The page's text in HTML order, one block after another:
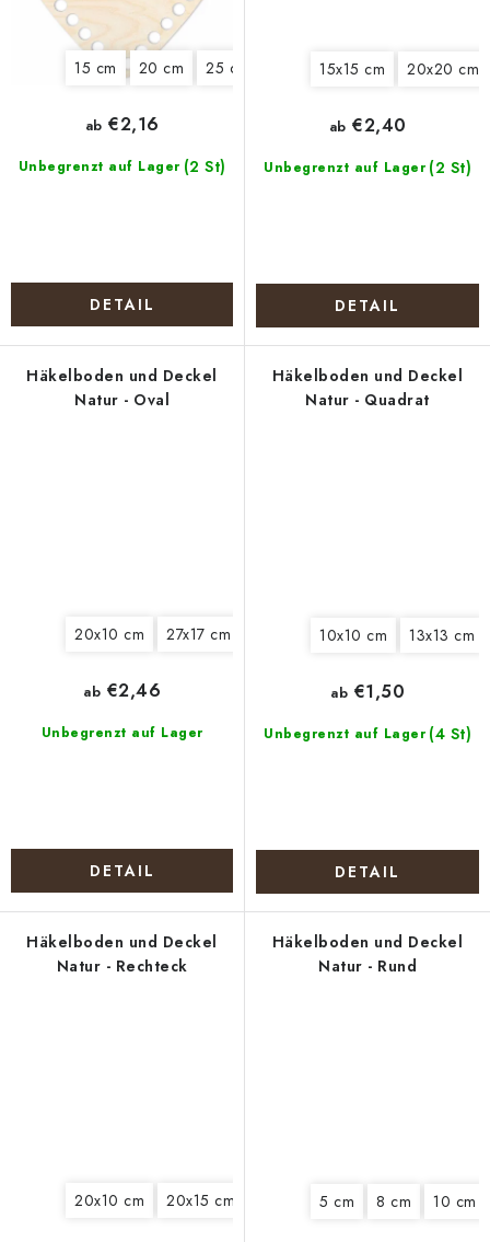
15 cm 20 cm 25 cm
Unbegrenzt auf Lager (2 St)
ab €2,16
DETAIL
15x15 cm 20x20 cm
Unbegrenzt auf Lager (2 St)
ab €2,40
DETAIL
Häkelboden und Deckel
Natur - Oval
20x10 cm 27x17 cm 30x15 cm 30x20 cm 40x15
Unbegrenzt auf Lager
ab €2,46
DETAIL
Häkelboden und Deckel
Natur - Quadrat
10x10 cm 13x13 cm
Unbegrenzt auf Lager (4 St)
ab €1,50
DETAIL
Häkelboden und Deckel
Natur - Rechteck
20x10 cm 20x15 cm 20x17 cm 22x10 cm 24x12
Häkelboden und Deckel
Natur - Rund
5 cm 8 cm 10 cm